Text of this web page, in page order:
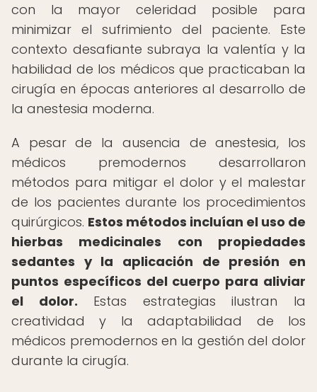
con la mayor celeridad posible para
minimizar el sufrimiento del paciente. Este
contexto desafiante subraya la valentía y la
habilidad de los médicos que practicaban la
cirugía en épocas anteriores al desarrollo de
la anestesia moderna.
A pesar de la ausencia de anestesia, los
médicos premodernos desarrollaron
métodos para mitigar el dolor y el malestar
de los pacientes durante los procedimientos
quirúrgicos. Estos métodos incluían el uso de
hierbas medicinales con propiedades
sedantes y la aplicación de presión en
puntos específicos del cuerpo para aliviar
el dolor. Estas estrategias ilustran la
creatividad y la adaptabilidad de los
médicos premodernos en la gestión del dolor
durante la cirugía.